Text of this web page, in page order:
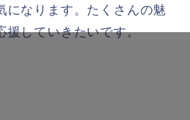
になります。たくさんの魅
援していきたいです。